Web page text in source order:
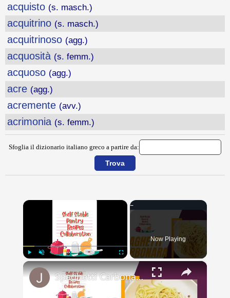
acquisto (s. masch.)
acquitrino (s. masch.)
acquitrinoso (agg.)
acquosità (s. femm.)
acquoso (agg.)
acre (agg.)
acremente (avv.)
acrimonia (s. femm.)
Sfoglia il dizionario italiano greco a partire da:
×
Fullscreen
Now Playing
×
Spaghetti Carbonara // Shelf Stable Pantry Recipe Collab // Jeni Gough